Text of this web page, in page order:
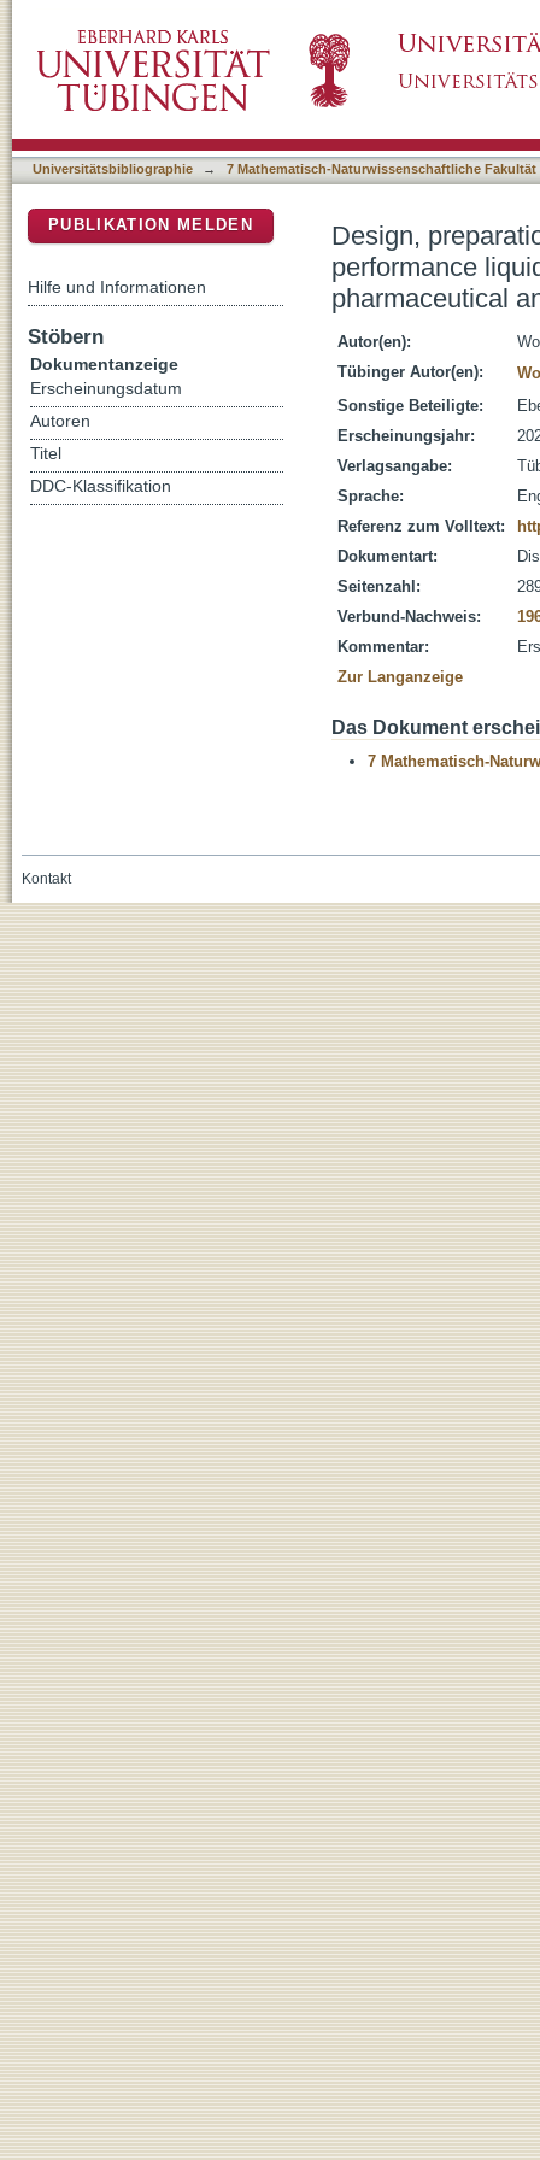
chromatography and their application in
Universitätsbibliographie → 7 Mathematisch-Naturwissenschaftliche Fakultät
Design,
performance
pharmaceutical
Autor(en):
Tübinger Autor(en):
Sonstige Beteiligte:
Erscheinungsjahr:
Verlagsangabe:
Sprache:
Referenz zum Volltext:
Dokumentart:
Seitenzahl:
Verbund-Nachweis:
Kommentar:
Zur Langanzeige
Das Dokument
7 Mathematisch-
PUBLIKATION MELDEN
Hilfe und Informationen
Stöbern
Dokumentanzeige
Erscheinungsdatum
Autoren
Titel
DDC-Klassifikation
Kontakt